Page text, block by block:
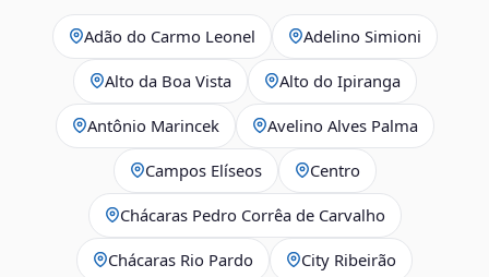
Adão do Carmo Leonel Adelino Simioni
Alto da Boa Vista Alto do Ipiranga
Antônio Marincek Avelino Alves Palma
Campos Elíseos Centro
Chácaras Pedro Corrêa de Carvalho
Chácaras Rio Pardo City Ribeirão